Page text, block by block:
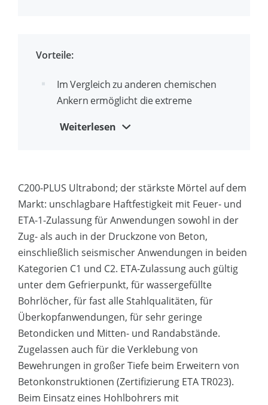
Ankerstangen und Bewehrungsstahl in
ETA-zugelassen für seismische
Anwendungen, Kategorien C1 und C2
ETA-zugelassen für
Brandinspektion
ETA-Zulassung auch unterhalb des
Gefrierpunkts gültig
ETA TR023-Zulassung für die
Nachrüstung von Bewehrungen beim
Ausbau von Betonbauwerken
Zugelassen für hammergebohrte,
luftgebohrte und hohlgebohrte Löcher
Vorteile:
Im Vergleich zu anderen chemischen
Ankern ermöglicht die extreme
Verankerungen, weniger tiefe
Tragfähigkeit
Im Vergleich zu anderen chemischen
Ankern weisen Anker mit gleichem
Durchmesser und gleicher Einbautiefe
eine deutlich höhere Tragfähigkeit auf
Zugelassen für flache und (sehr) tiefe
Bohrlöcher
Zugelassen für sehr kleine HOH- und
Randabstände
Zugelassen für den Einsatz in 3
verschiedenen Temperaturbereichen,
bis 160°C
Weiterlesen
C200-PLUS Ultrabond; der stärkste Mörtel auf dem
Markt: unschlagbare Haftfestigkeit mit Feuer- und
ETA-1-Zulassung für Anwendungen sowohl in der
Zug- als auch in der Druckzone von Beton,
einschließlich seismischer Anwendungen in beiden
Kategorien C1 und C2. ETA-Zulassung auch gültig
unter dem Gefrierpunkt, für wassergefüllte
Bohrlöcher, für fast alle Stahlqualitäten, für
Überkopfanwendungen, für sehr geringe
Betondicken und Mitten- und Randabstände.
Zugelassen auch für die Verklebung von
Bewehrungen in großer Tiefe beim Erweitern von
Betonkonstruktionen (Zertifizierung ETA TR023).
Beim Einsatz eines Hohlbohrers mit